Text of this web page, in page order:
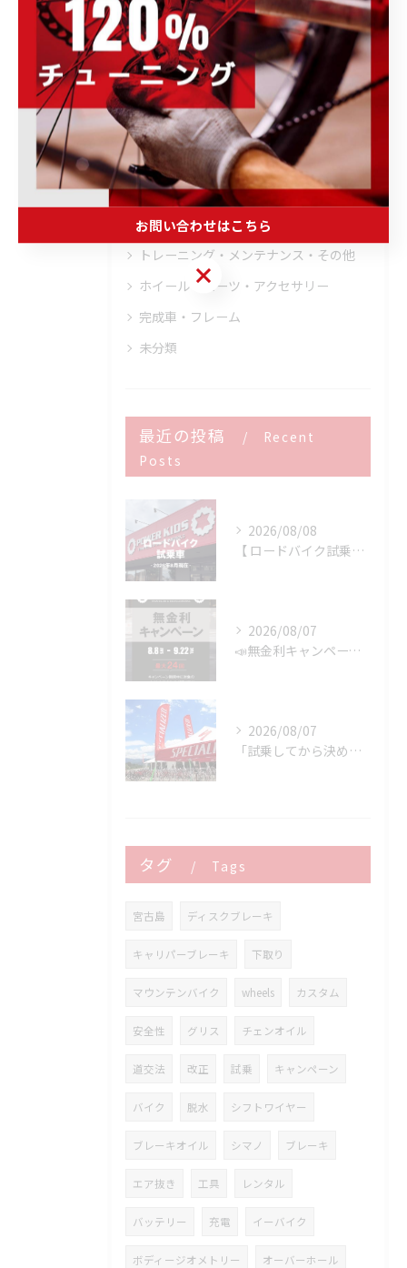
トレーニング
ブログ
その他のお知らせ
イベント情報
キャンペーン情報
商品・ブランド情報
取り扱いブランド
ウェア・ヘルメット・シューズ
トレーニング・メンテナンス・その他
ホイール・パーツ・アクセサリー
完成車・フレーム
未分類
最近の投稿
Recent
Posts
2026/08/08
【 ロードバイク試乗車 】※2026年8月現在
2026/08/07
📣無金利キャンペーン開催決定‼️
2026/08/07
「試乗してから決める。」 それがPOWER-KIDSの一番大切にしていることです。
タグ Tags
宮古島 ディスクブレーキ
キャリパーブレーキ 下取り
マウンテンバイク wheels カスタム
安全性 グリス チェンオイル
道交法 改正 試乗 キャンペーン
バイク 脱水 シフトワイヤー
ブレーキオイル シマノ ブレーキ
エア抜き 工具 レンタル
バッテリー 充電 イーバイク
ボディージオメトリー オーバーホール
お問い合わせはこちら
お問い合わせはこちら